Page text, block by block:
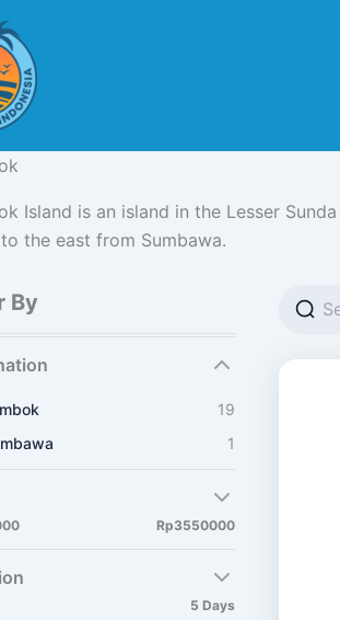
Island is an island in the Lesser
the east from Sumbawa.
By
19
1
Rp3550000
5 Days